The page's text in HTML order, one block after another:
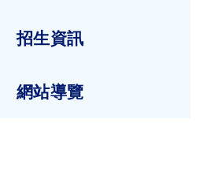
招生資訊
網站導覽